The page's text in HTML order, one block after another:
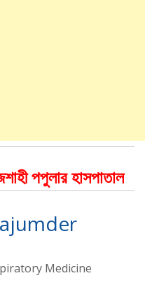
পপুলার হাসপাতাল
Medicine